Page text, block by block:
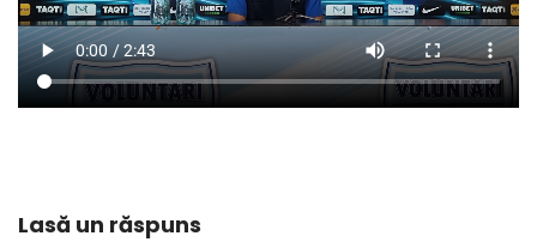
Lasă un răspuns